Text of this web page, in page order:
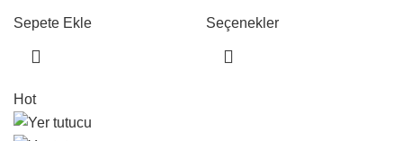
Sepete Ekle Seçenekler
Hot